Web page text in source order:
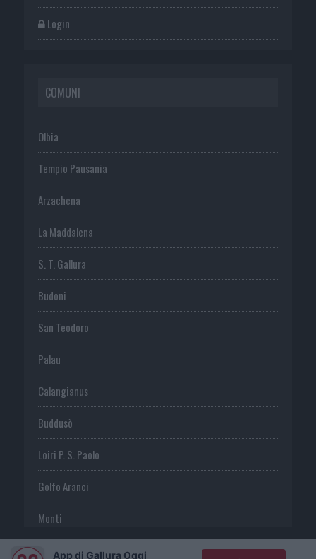
Login
COMUNI
Olbia
Tempio Pausania
Arzachena
La Maddalena
S. T. Gallura
Budoni
San Teodoro
Palau
Calangianus
Buddusò
Loiri P. S. Paolo
Golfo Aranci
Monti
TeltiApp di Gallura Oggi